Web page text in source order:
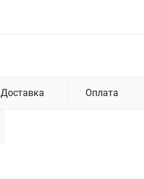
Доставка Оплата